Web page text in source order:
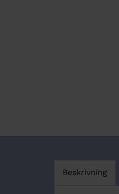
Beskrivning